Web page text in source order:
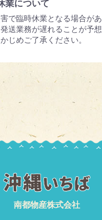
業について
で臨時休業となる場合があ
送業務が遅れることが予想
じめご了承ください。
南都物産株式会社